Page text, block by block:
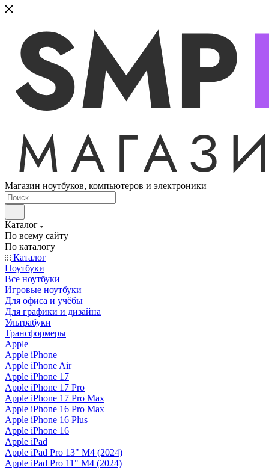
Магазин ноутбуков, компьютеров и электроники
Каталог
По всему сайту
По каталогу
Каталог
Ноутбуки
Все ноутбуки
Игровые ноутбуки
Для офиса и учёбы
Для графики и дизайна
Ультрабуки
Трансформеры
Apple
Apple iPhone
Apple iPhone Air
Apple iPhone 17
Apple iPhone 17 Pro
Apple iPhone 17 Pro Max
Apple iPhone 16 Pro Max
Apple iPhone 16 Plus
Apple iPhone 16
Apple iPad
Apple iPad Pro 13" M4 (2024)
Apple iPad Pro 11" M4 (2024)